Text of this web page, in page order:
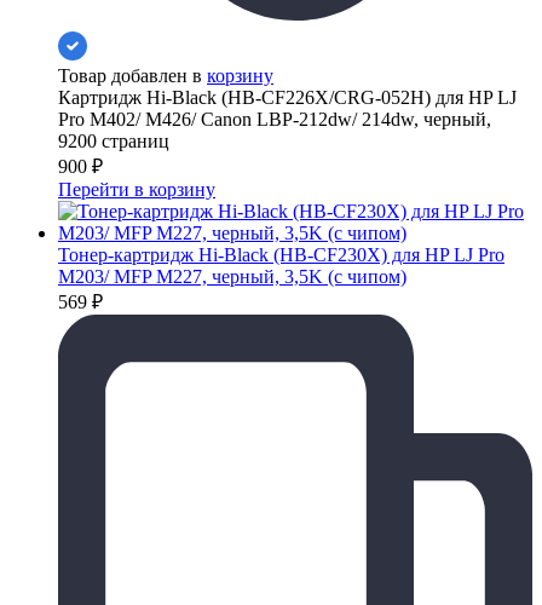
Товар добавлен в корзину
Картридж Hi-Black (HB-CF226X/CRG-052H) для HP LJ
Pro M402/ M426/ Canon LBP-212dw/ 214dw, черный,
9200 страниц
900 ₽
Перейти в корзину
Тонер-картридж Hi-Black (HB-CF230X) для HP LJ Pro
M203/ MFP M227, черный, 3,5K (с чипом)
569 ₽